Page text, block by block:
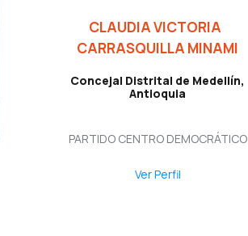
CLAUDIA VICTORIA
CARRASQUILLA MINAMI
Concejal Distrital de Medellín,
Antioquia
PARTIDO CENTRO DEMOCRÁTICO
Ver Perfil